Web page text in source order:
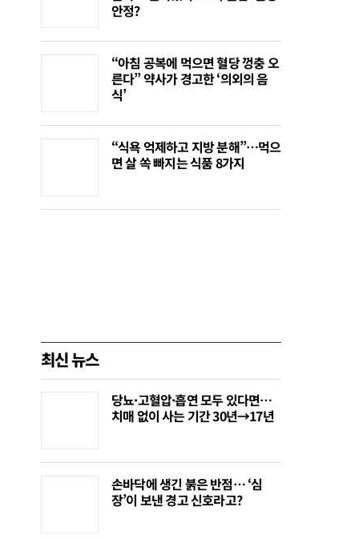
안정?
“아침 공복에 먹으면 혈당 껑충 오
른다” 약사가 경고한 ‘의외의 음
식’
“식욕 억제하고 지방 분해”…먹으
면 살 쏙 빠지는 식품 8가지
최신 뉴스
당뇨·고혈압·흡연 모두 있다면…
치매 없이 사는 기간 30년→17년
손바닥에 생긴 붉은 반점… ‘심
장’이 보낸 경고 신호라고?